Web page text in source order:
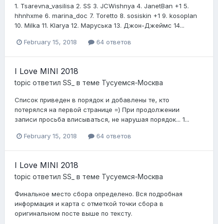
1. Tsarevna_vasilisa 2. SS 3. JCWishnya 4. JanetBan +1 5.
hhnhxme 6. marina_doc 7. Toretto 8. sosiskin +1 9. kosoplan
10. Milka 11. Klarya 12. Маруська 13. Джон-Джеймс 14...
February 15, 2018 64 ответов
I Love MINI 2018
topic ответил SS_ в теме Тусуемся-Москва
Список приведен в порядок и добавлены те, кто
потерялся на первой странице =) При продолжении
записи просьба вписываться, не нарушая порядок... 1...
February 15, 2018 64 ответов
I Love MINI 2018
topic ответил SS_ в теме Тусуемся-Москва
Финальное место сбора определено. Вся подробная
информация и карта с отметкой точки сбора в
оригинальном посте выше по тексту.